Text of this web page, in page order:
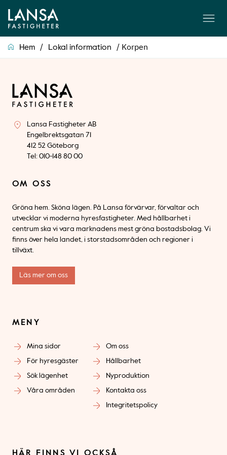
Hem / Lokal information / Korpen
Lansa Fastigheter AB
Engelbrektsgatan 71
412 52 Göteborg
Tel: 010-148 80 00
OM OSS
Gröna hem. Sköna lägen. På Lansa förvärvar, förvaltar och
utvecklar vi moderna hyresfastigheter. Med hållbarhet i
centrum ska vi vara marknadens mest gröna bostadsbolag. Vi
finns över hela landet, i storstadsområden och regioner i
tillväxt.
Läs mer om oss
MENY
Mina sidor
För hyresgäster
Sök lägenhet
Våra områden
Om oss
Hållbarhet
Nyproduktion
Kontakta oss
Integritetspolicy